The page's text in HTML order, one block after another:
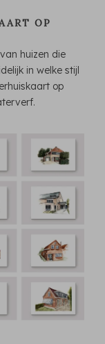
OP
huizen die
in welke stijl
op